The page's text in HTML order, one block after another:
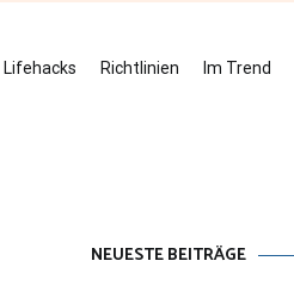
Lifehacks Richtlinien Im Trend
NEUESTE BEITRÄGE